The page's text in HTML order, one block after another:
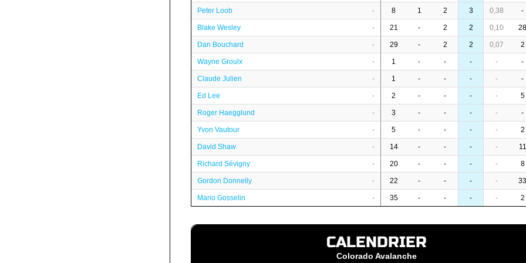
Peter Loob - 8 1 2 3 0,38 -
Blake Wesley - 21 - 2 2 0,10 28
Dan Bouchard - 29 - 2 2 0,07 2
Wayne Groulx - 1 - - - - -
Claude Julien - 1 - - - - -
Ed Lee - 2 - - - - 5
Roger Haegglund - 3 - - - - -
Yvon Vautour - 5 - - - - 2
David Shaw - 14 - - - - 11
Richard Sévigny - 20 - - - - 8
Gordon Donnelly - 22 - - - - 33
Mario Gosselin - 35 - - - - 2
CALENDRIER
Colorado Avalanche